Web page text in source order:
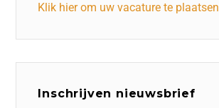
Klik hier om uw vacature te plaatsen
Inschrijven nieuwsbrief